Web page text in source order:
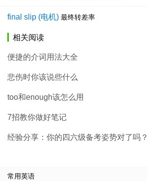
final slip (电机) 最终转差率
相关阅读
便捷的介词用法大全
悲伤时你该说些什么
too和enough该怎么用
7招教你做好笔记
经验分享：你的四六级备考姿势对了吗？
常用英语